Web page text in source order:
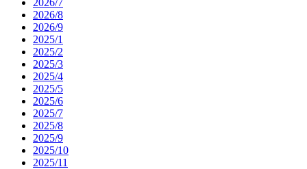
2026/8
2026/9
2025/1
2025/2
2025/3
2025/4
2025/5
2025/6
2025/7
2025/8
2025/9
2025/10
2025/11